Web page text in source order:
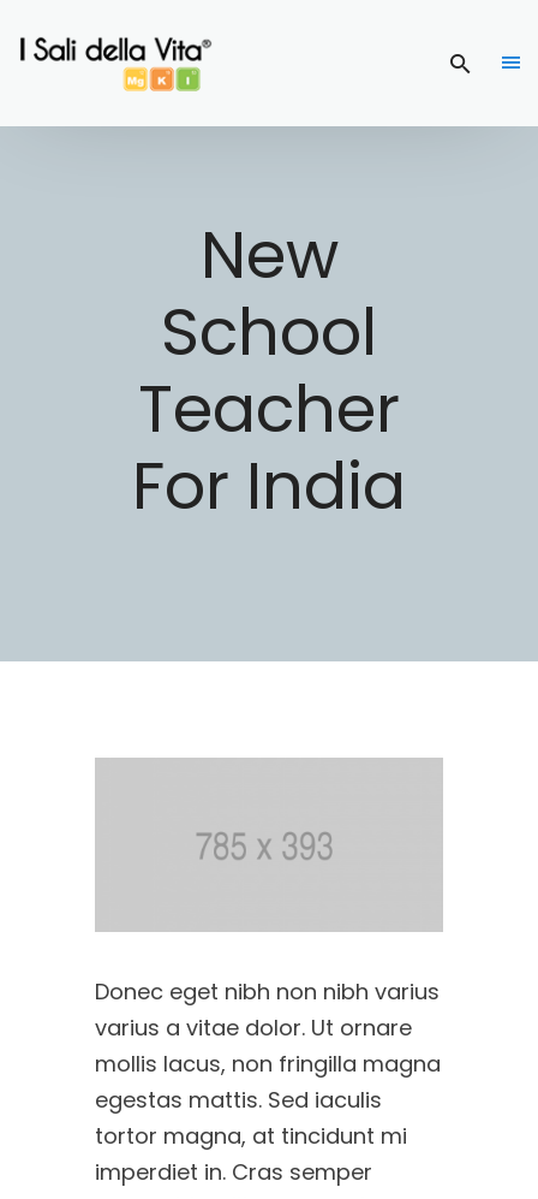
New
School
Teacher
For India
Donec eget nibh non nibh varius
varius a vitae dolor. Ut ornare
mollis lacus, non fringilla magna
egestas mattis. Sed iaculis
tortor magna, at tincidunt mi
imperdiet in. Cras semper